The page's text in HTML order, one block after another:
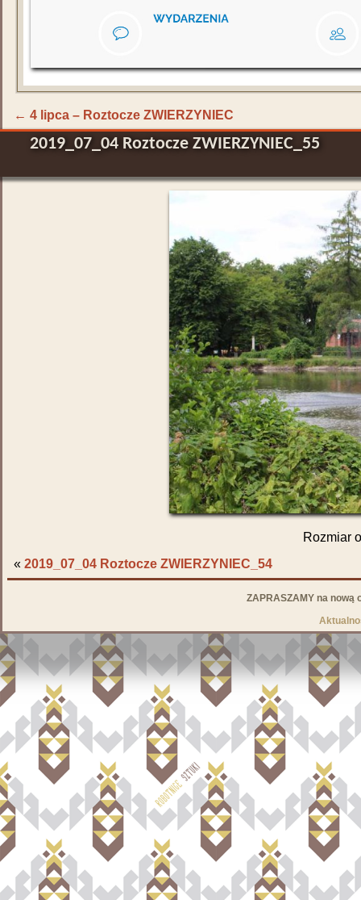
← 4 lipca – Roztocze ZWIERZYNIEC
2019_07_04 Roztocze ZWIERZYNIEC_55
Rozmiar
« 2019_07_04 Roztocze ZWIERZYNIEC_54
ZAPRASZAMY na